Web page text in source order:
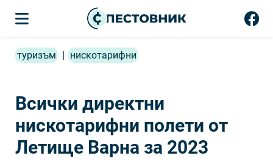
туризъм | нискотарифни
Всички директни
нискотарифни полети от
Летище Варна за 2023